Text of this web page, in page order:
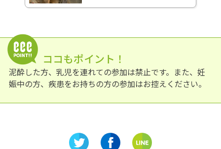
ココもポイント！
泥酔した方、乳児を連れての参加は禁止です。また、妊
娠中の方、疾患をお持ちの方の参加はお控えください。